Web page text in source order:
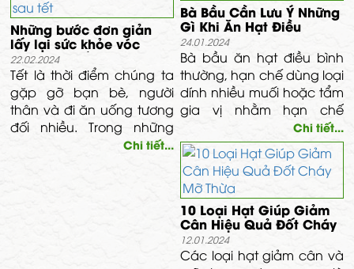
Những bước đơn giản
lấy lại sức khỏe vóc
dáng sau tết
22.02.2024
Tết là thời điểm chúng ta
gặp gỡ bạn bè, người
thân và đi ăn uống tương
đối nhiều. Trong những
ngày Tết, bạn rất dễ tăng
Chi tiết...
Bà Bầu Cần Lưu Ý Những
Gì Khi Ăn Hạt Điều
24.01.2024
Bà bầu ăn hạt điều bình
thường, hạn chế dùng loại
dính nhiều muối hoặc tẩm
gia vị nhằm hạn chế
lượng natri trong thai kỳ,
Mẹ bầu không nên ăn
nhiều hơn 28g hạt điều
mỗi ngày vì có thể gây
tăng huyết áp và
cholesterol.
Chi tiết...
10 Loại Hạt Giúp Giảm
Cân Hiệu Quả Đốt Cháy
Mỡ Thừa
12.01.2024
Các loại hạt giảm cân và